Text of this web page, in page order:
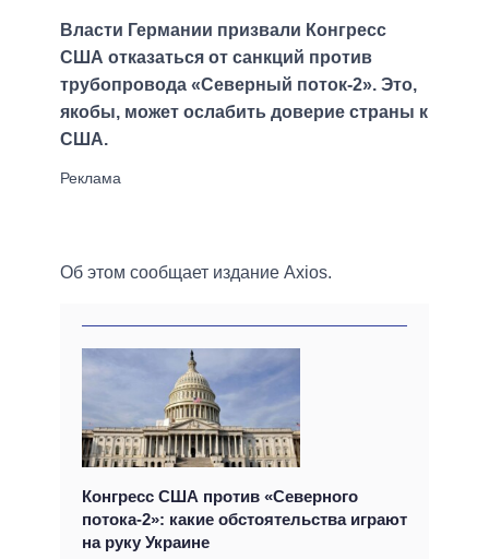
Власти Германии призвали Конгресс
США отказаться от санкций против
трубопровода «Северный поток-2». Это,
якобы, может ослабить доверие страны к
США.
Об этом сообщает издание Axios.
Конгресс США против «Северного
потока-2»: какие обстоятельства играют
на руку Украине